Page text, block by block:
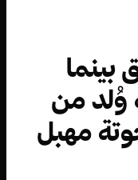
بينما
وُلد من
مهبل